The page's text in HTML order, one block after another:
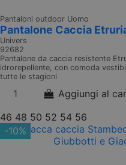
Pantaloni outdoor Uomo
Pantalone Caccia
Univers
92682
Pantalone da caccia resistente
idrorepellente, con comoda
tutte le stagioni
Aggiungi al
46 48 50 52 54 56
-10%